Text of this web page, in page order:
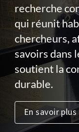
recherche
qui réunit
chercheurs,
savoirs dans
soutient la
durable.
En savoir plus